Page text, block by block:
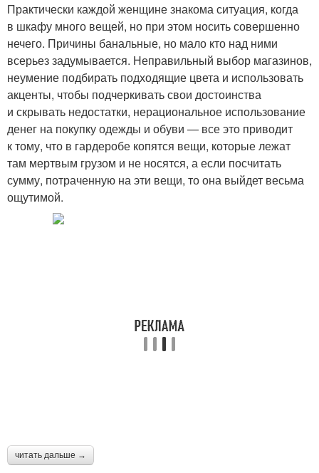
Практически каждой женщине знакома ситуация, когда
в шкафу много вещей, но при этом носить совершенно
нечего. Причины банальные, но мало кто над ними
всерьез задумывается. Неправильный выбор магазинов,
неумение подбирать подходящие цвета и использовать
акценты, чтобы подчеркивать свои достоинства
и скрывать недостатки, нерациональное использование
денег на покупку одежды и обуви — все это приводит
к тому, что в гардеробе копятся вещи, которые лежат
там мертвым грузом и не носятся, а если посчитать
сумму, потраченную на эти вещи, то она выйдет весьма
ощутимой.
читать дальше →